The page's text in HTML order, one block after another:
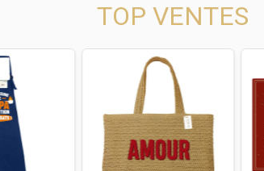
TOP VENTES
Next Previous